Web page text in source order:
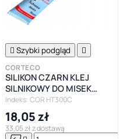
 Szybki podgląd 
CORTECO
SILIKON CZARN KLEJ
SILNIKOWY DO MISEK
CORTECO +300
Indeks: COR HT300C
18,05 zł
33,05 zł z dostawą